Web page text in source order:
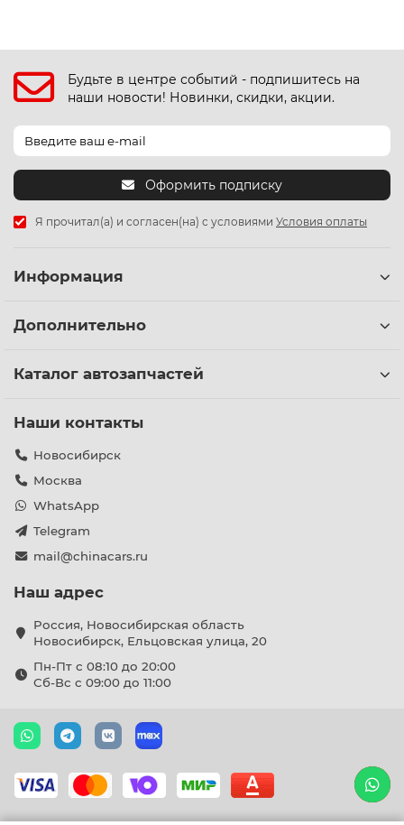
Будьте в центре событий - подпишитесь на
наши новости! Новинки, скидки, акции.
Оформить подписку
Я прочитал(а) и согласен(на) с условиями Условия оплаты
Информация
Дополнительно
Каталог автозапчастей
Наши контакты
Новосибирск
Москва
WhatsApp
Telegram
mail@chinacars.ru
Наш адрес
Россия, Новосибирская область
Новосибирск, Ельцовская улица, 20
Пн-Пт с 08:10 до 20:00
Сб-Вс с 09:00 до 11:00